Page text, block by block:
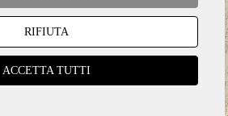
RIFIUTA
ACCETTA TUTTI